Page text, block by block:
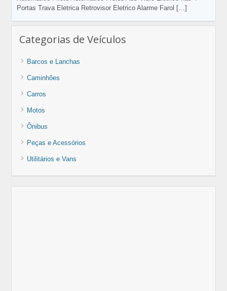
Portas Trava Eletrica Retrovisor Eletrico Alarme Farol […]
Categorias de Veículos
Barcos e Lanchas
Caminhões
Carros
Motos
Ônibus
Peças e Acessórios
Utilitários e Vans